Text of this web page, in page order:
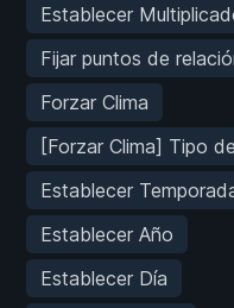
Establecer
Fijar puntos de
Forzar Clima
[Forzar Clima] Tipo
Establecer
Establecer Año
Establecer Día